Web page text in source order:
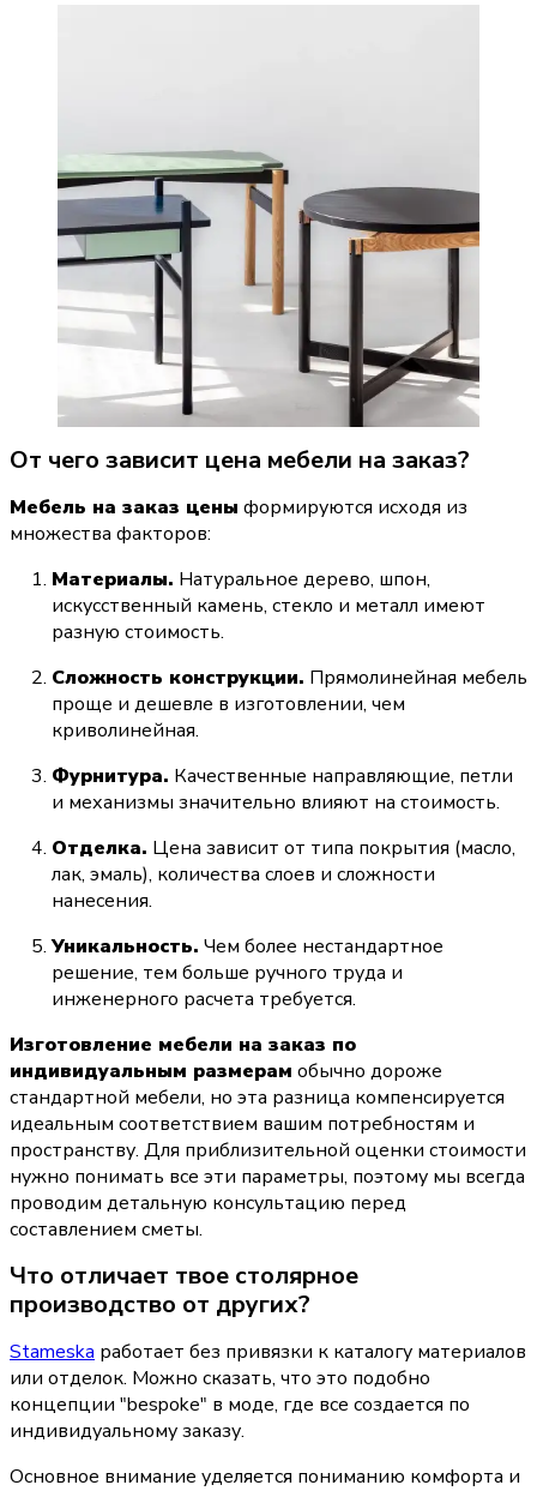
От чего зависит цена мебели на заказ?
Мебель на заказ цены формируются исходя из
множества факторов:
Материалы. Натуральное дерево, шпон,
искусственный камень, стекло и металл имеют
разную стоимость.
Сложность конструкции. Прямолинейная мебель
проще и дешевле в изготовлении, чем
криволинейная.
Фурнитура. Качественные направляющие, петли
и механизмы значительно влияют на стоимость.
Отделка. Цена зависит от типа покрытия (масло,
лак, эмаль), количества слоев и сложности
нанесения.
Уникальность. Чем более нестандартное
решение, тем больше ручного труда и
инженерного расчета требуется.
Изготовление мебели на заказ по
индивидуальным размерам обычно дороже
стандартной мебели, но эта разница компенсируется
идеальным соответствием вашим потребностям и
пространству. Для приблизительной оценки стоимости
нужно понимать все эти параметры, поэтому мы всегда
проводим детальную консультацию перед
составлением сметы.
Что отличает твое столярное
производство от других?
Stameska работает без привязки к каталогу материалов
или отделок. Можно сказать, что это подобно
концепции "bespoke" в моде, где все создается по
индивидуальному заказу.
Основное внимание уделяется пониманию комфорта и